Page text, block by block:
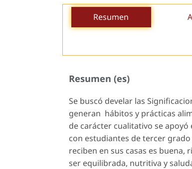
Resumen
Resumen (es)
Se buscó develar las
generan hábitos y prácticas
de carácter cualitativo se
con estudiantes de tercer
reciben en sus casas es buena,
ser equilibrada, nutritiva y